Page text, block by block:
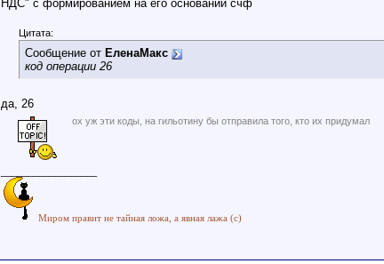
НДС" с формированием на его основании счф
Цитата:
Сообщение от ЕленаМакс
код операции 26
да, 26
ох уж эти коды, на гильотину бы отправила того, кто их придумал
Миром правит не тайная ложа, а явная лажа (с)